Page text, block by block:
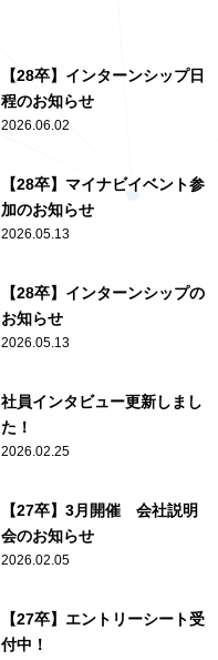
【28卒】インターンシップ日
程のお知らせ
2026.06.02
【28卒】マイナビイベント参
加のお知らせ
2026.05.13
【28卒】インターンシップの
お知らせ
2026.05.13
社員インタビュー更新しまし
た！
2026.02.25
【27卒】3月開催 会社説明
会のお知らせ
2026.02.05
【27卒】エントリーシート受
付中！